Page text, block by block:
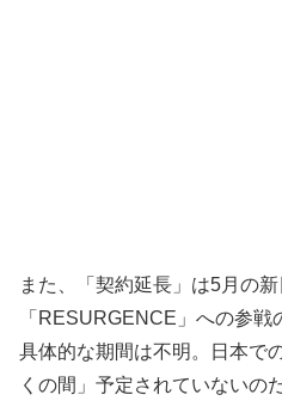
また、「契約延長」は5月の
「RESURGENCE」への参戦
具体的な期間は不明。日本で
くの間」予定されていないの